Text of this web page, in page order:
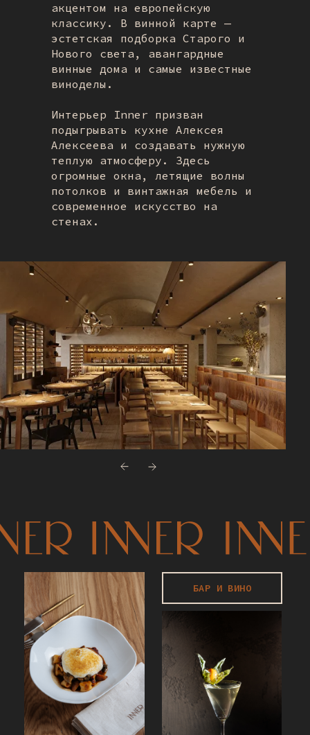
акцентом на европейскую
классику. В винной карте —
эстетская подборка Старого и
Нового света, авангардные
винные дома и самые известные
виноделы.
Интерьер Inner призван
подыгрывать кухне Алексея
Алексеева и создавать нужную
теплую атмосферу. Здесь
огромные окна, летящие волны
потолков и винтажная мебель и
современное искусство на
стенах.
БАР И ВИНО